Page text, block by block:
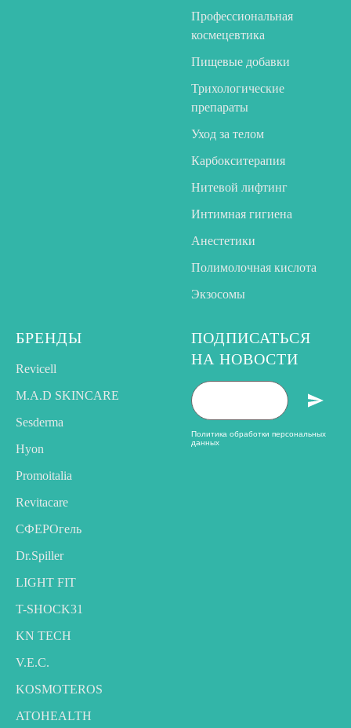
Профессиональная
космецевтика
Пищевые добавки
Трихологические
препараты
Уход за телом
Карбокситерапия
Нитевой лифтинг
Интимная гигиена
Анестетики
Полимолочная кислота
Экзосомы
БРЕНДЫ
Revicell
M.A.D SKINCARE
Sesderma
Hyon
Promoitalia
Revitacare
CФЕРОгель
Dr.Spiller
LIGHT FIT
T-SHOCK31
KN TECH
V.E.C.
KOSMOTEROS
ATOHEALTH
ПОДПИСАТЬСЯ
НА НОВОСТИ
Политика обработки персональных
данных